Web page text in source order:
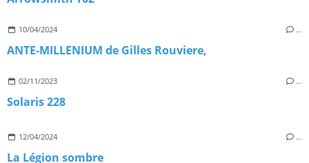
10/04/2024 …
ANTE-MILLENIUM de Gilles Rouviere,
02/11/2023 …
Solaris 228
12/04/2024 …
La Légion sombre